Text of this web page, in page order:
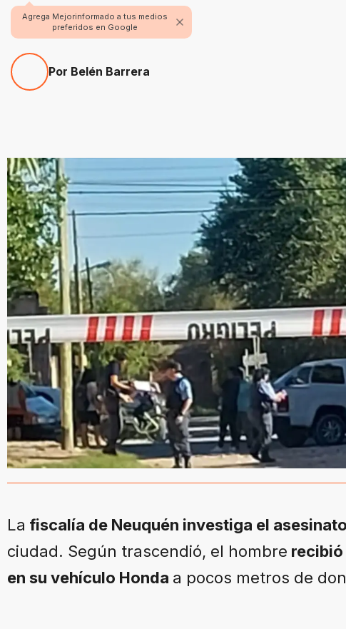
Agrega Mejorinformado a tus medios
preferidos en Google
Por Belén Barrera
La fiscalía de Neuquén investiga el
ciudad. Según trascendió, el hombre
en su vehículo Honda a pocos metros de